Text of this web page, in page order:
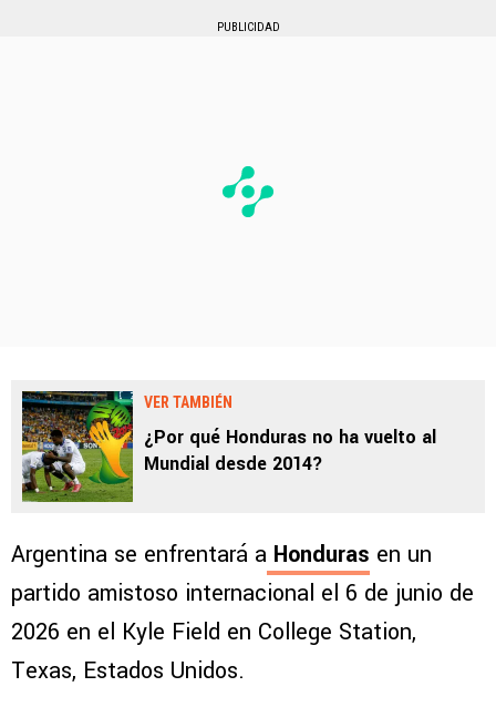
PUBLICIDAD
VER TAMBIÉN
¿Por qué Honduras no ha vuelto al
Mundial desde 2014?
Argentina se enfrentará a Honduras en un
partido amistoso internacional el 6 de junio de
2026 en el Kyle Field en College Station,
Texas, Estados Unidos.